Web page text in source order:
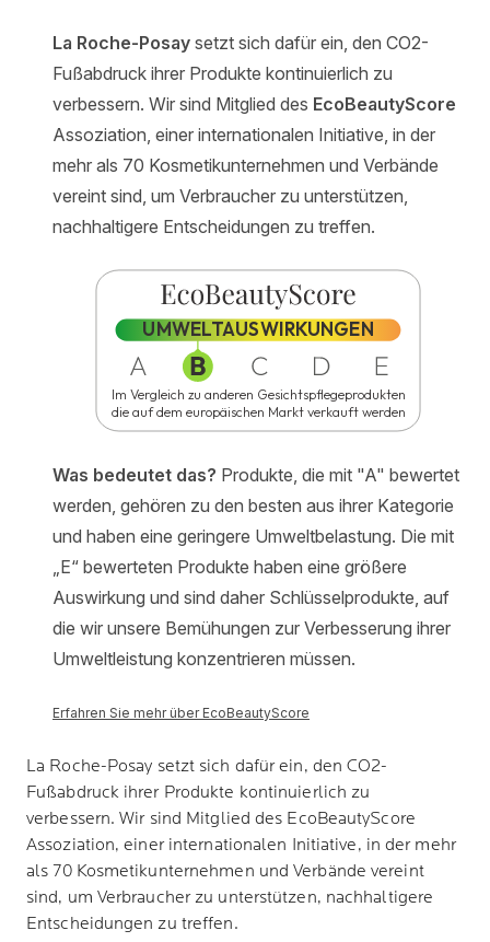
La Roche-Posay setzt sich dafür ein, den CO2-
Fußabdruck ihrer Produkte kontinuierlich zu
verbessern. Wir sind Mitglied des EcoBeautyScore
Assoziation, einer internationalen Initiative, in der mehr
als 70 Kosmetikunternehmen und Verbände vereint
sind, um Verbraucher zu unterstützen, nachhaltigere
Entscheidungen zu treffen.